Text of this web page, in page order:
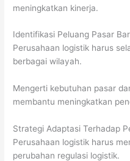
meningkatkan kinerja.
Identifikasi Peluang Pasar
Perusahaan logistik harus
berbagai wilayah.
Mengerti kebutuhan pasar
membantu meningkatkan
Strategi Adaptasi Terhadap
Perusahaan logistik harus
perubahan regulasi logistik.